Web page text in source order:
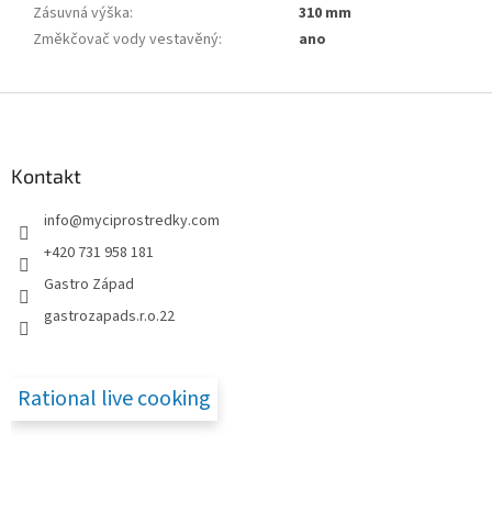
Zásuvná výška:
310 mm
Změkčovač vody vestavěný: ano
Kontakt
info@myciprostredky.com
+420 731 958 181
Gastro Západ
gastrozapads.r.o.22
Rational live cooking